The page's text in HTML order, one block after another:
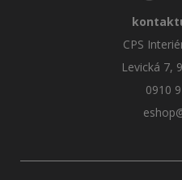
CPS
Levická 7,
0910